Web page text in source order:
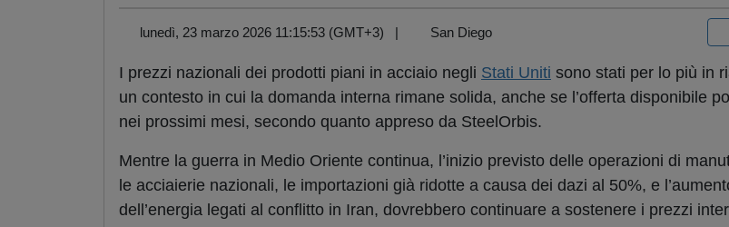
lunedì, 23 marzo 2026 11:15:53 (GMT+3) | San Diego
I prezzi nazionali dei prodotti piani in acciaio negli Stati Uniti sono stati per lo più in
un contesto in cui la domanda interna rimane solida, anche se l’offerta disponibile
nei prossimi mesi, secondo quanto appreso da SteelOrbis.
Mentre la guerra in Medio Oriente continua, l’inizio previsto delle operazioni di
le acciaierie nazionali, le importazioni già ridotte a causa dei dazi al 50%, e
dell’energia legati al conflitto in Iran, dovrebbero continuare a sostenere i prezzi